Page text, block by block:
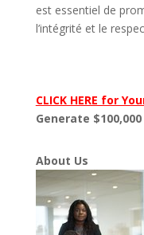
est essentiel de
l’intégrité et le
CLICK HERE for
Generate
About Us